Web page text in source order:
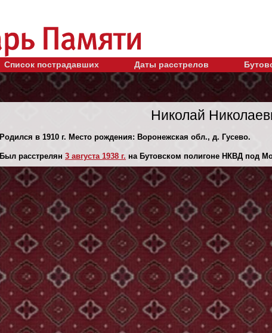
Список пострадавших Даты расстрелов
Николай
Родился в 1910 г. Место рождения: Воронежская обл., д. Гусево.
Был расстрелян 3 августа 1938 г. на Бутовском полигоне НКВД под